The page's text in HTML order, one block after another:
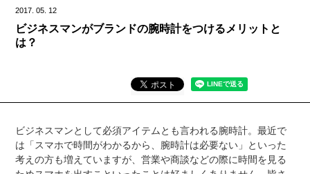
2017. 05. 12
ビジネスマンがブランドの腕時計をつけるメリットと
は？
ビジネスマンとして必須アイテムとも言われる腕時計。最近で
は「スマホで時間がわかるから、腕時計は必要ない」といった
考えの方も増えていますが、営業や商談などの際に時間を見る